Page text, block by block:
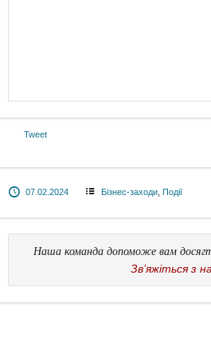
Tweet
07.02.2024 Бізнес-заходи ,Події
Наша команда допоможе вам
Зв’яжіться з